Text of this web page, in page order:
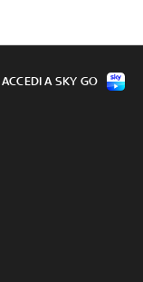
ACCEDI A SKY GO